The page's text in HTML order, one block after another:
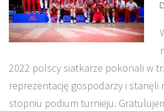
2022 polscy siatkarze pokonali w
reprezentację gospodarzy i stanęli
stopniu podium turnieju.